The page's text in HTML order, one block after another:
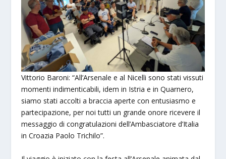
Vittorio Baroni: “All’Arsenale e al Nicelli sono stati vissuti
momenti indimenticabili, idem in Istria e in Quarnero,
siamo stati accolti a braccia aperte con entusiasmo e
partecipazione, per noi tutti un grande onore ricevere il
messaggio di congratulazioni dell’Ambasciatore d’Italia
in Croazia Paolo Trichilo”.